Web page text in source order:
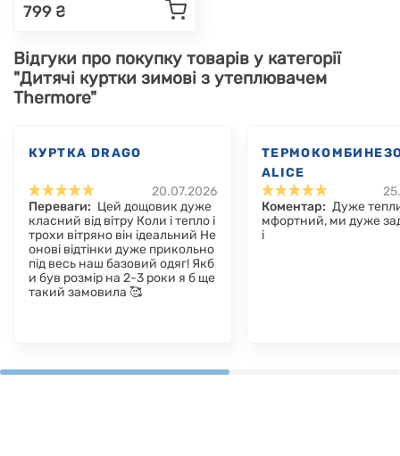
799 ₴
Відгуки про покупку товарів у категорії
"Дитячі куртки зимові з утеплювачем
Thermore"
КУРТКА DRAGO
20.07.2026
Переваги: Цей дощовик дуже
класний від вітру Коли і тепло і
трохи вітряно він ідеальний Не
онові відтінки дуже прикольно
під весь наш базовий одяг! Якб
и був розмір на 2-3 роки я б ще
такий замовила 🥰
ALICE
Коментар: Дуже
мфортний, ми дуже
і